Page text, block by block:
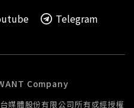
Telegram
Company
媒體股份有限公司所有或經授權